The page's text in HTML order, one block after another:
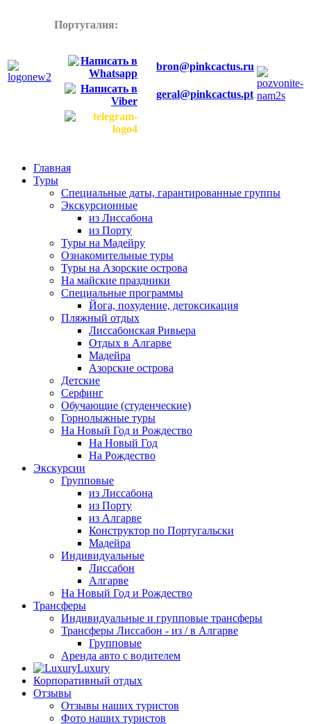
Португалия:
bron@pinkcactus.ru
geral@pinkcactus.pt
Главная
Туры
Специальные даты, гарантированные группы
Экскурсионные
из Лиссабона
из Порту
Туры на Мадейру
Ознакомительные туры
Туры на Азорские острова
На майские праздники
Специальные программы
Йога, похудение, детоксикация
Пляжный отдых
Лиссабонская Ривьера
Отдых в Алгарве
Мадейра
Азорские острова
Детские
Серфинг
Обучающие (студенческие)
Горнолыжные туры
На Новый Год и Рождество
На Новый Год
На Рождество
Экскурсии
Групповые
из Лиссабона
из Порту
из Алгарве
Конструктор по Португальски
Мадейра
Индивидуальные
Лиссабон
Алгарве
На Новый Год и Рождество
Трансферы
Индивидуальные и групповые трансферы
Трансферы Лиссабон - из / в Алгарве
Групповые
Аренда авто с водителем
Luxury
Корпоративный отдых
Отзывы
Отзывы наших туристов
Фото наших туристов